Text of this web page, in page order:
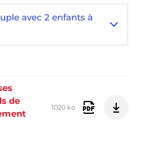
avec 2 enfants à
de
1020 ko